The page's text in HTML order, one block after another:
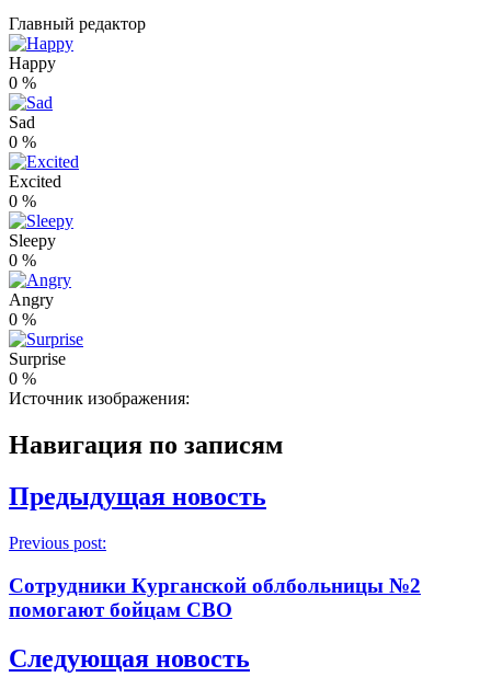
Главный редактор
Happy
0 %
Sad
0 %
Excited
0 %
Sleepy
0 %
Angry
0 %
Surprise
0 %
Источник изображения:
Навигация по записям
Предыдущая новость
Previous post:
Сотрудники Курганской облбольницы №2
помогают бойцам СВО
Следующая новость